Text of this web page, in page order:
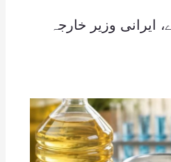
ایرانی وزیر خارجہ